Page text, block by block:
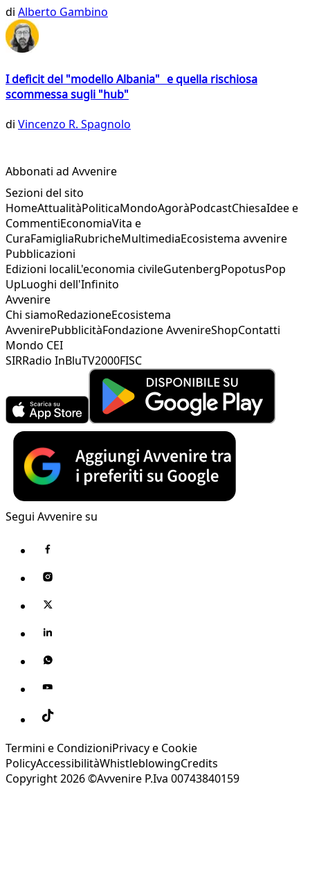
di Alberto Gambino
I deficit del "modello Albania" e quella rischiosa
scommessa sugli "hub"
di Vincenzo R. Spagnolo
Abbonati ad Avvenire
Sezioni del sito
HomeAttualitàPoliticaMondoAgoràPodcastChiesaIdee e
CommentiEconomiaVita e
CuraFamigliaRubricheMultimediaEcosistema avvenire
Pubblicazioni
Edizioni localiL'economia civileGutenbergPopotusPop
UpLuoghi dell'Infinito
Avvenire
Chi siamoRedazioneEcosistema
AvvenirePubblicitàFondazione AvvenireShopContatti
Mondo CEI
SIRRadio InBluTV2000FISC
Segui Avvenire su
Termini e CondizioniPrivacy e Cookie
PolicyAccessibilitàWhistleblowingCredits
Copyright 2026 ©Avvenire P.Iva 00743840159